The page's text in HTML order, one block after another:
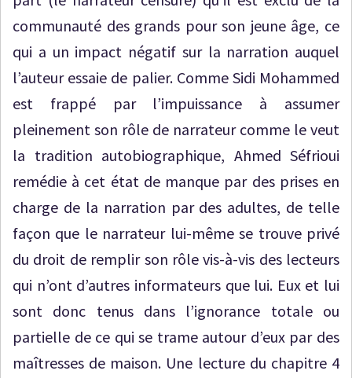
communauté des grands pour son jeune âge, ce
qui a un impact négatif sur la narration auquel
l’auteur essaie de palier. Comme Sidi Mohammed
est frappé par l’impuissance à assumer
pleinement son rôle de narrateur comme le veut
la tradition autobiographique, Ahmed Séfrioui
remédie à cet état de manque par des prises en
charge de la narration par des adultes, de telle
façon que le narrateur lui-même se trouve privé
du droit de remplir son rôle vis-à-vis des lecteurs
qui n’ont d’autres informateurs que lui. Eux et lui
sont donc tenus dans l’ignorance totale ou
partielle de ce qui se trame autour d’eux par des
maîtresses de maison. Une lecture du chapitre 4